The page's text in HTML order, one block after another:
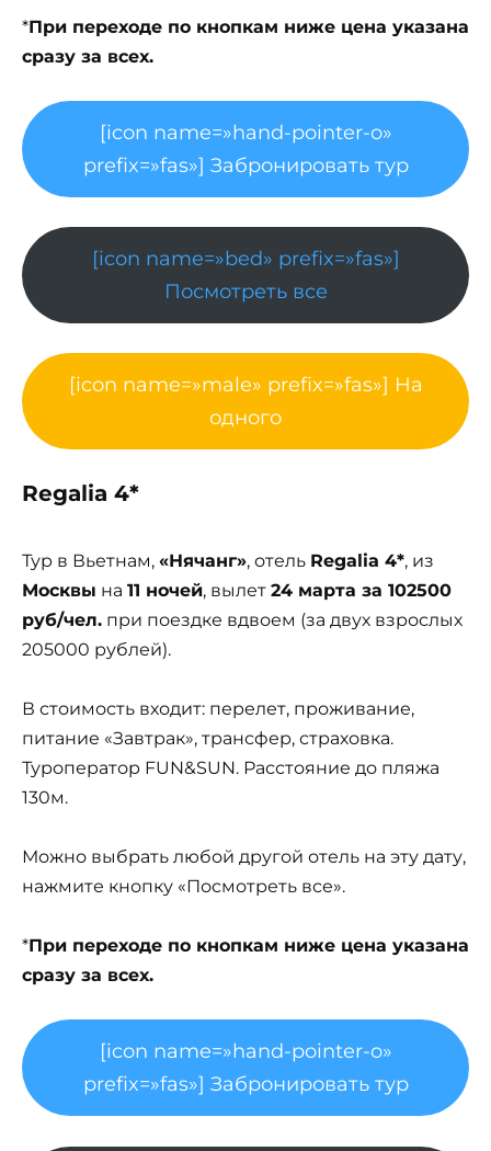
*При переходе по кнопкам ниже цена указана
сразу за всех.
[icon name=»hand-pointer-o»
prefix=»fas»] Забронировать тур
[icon name=»bed» prefix=»fas»]
Посмотреть все
[icon name=»male» prefix=»fas»] На
одного
Regalia 4*
Тур в Вьетнам, «Нячанг», отель Regalia 4*, из
Москвы на 11 ночей, вылет 24 марта за 102500
руб/чел. при поездке вдвоем (за двух взрослых
205000 рублей).
В стоимость входит: перелет, проживание,
питание «Завтрак», трансфер, страховка.
Туроператор FUN&SUN. Расстояние до пляжа
130м.
Можно выбрать любой другой отель на эту дату,
нажмите кнопку «Посмотреть все».
*При переходе по кнопкам ниже цена указана
сразу за всех.
[icon name=»hand-pointer-o»
prefix=»fas»] Забронировать тур